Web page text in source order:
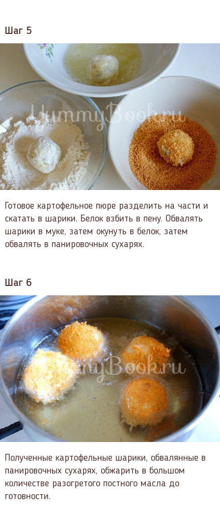
Шаг 5
Готовое картофельное пюре разделить на части и
скатать в шарики. Белок взбить в пену. Обвалять
шарики в муке, затем окунуть в белок, затем
обвалять в панировочных сухарях.
Шаг 6
Полученные картофельные шарики, обвалянные в
панировочных сухарях, обжарить в большом
количестве разогретого постного масла до
готовности.